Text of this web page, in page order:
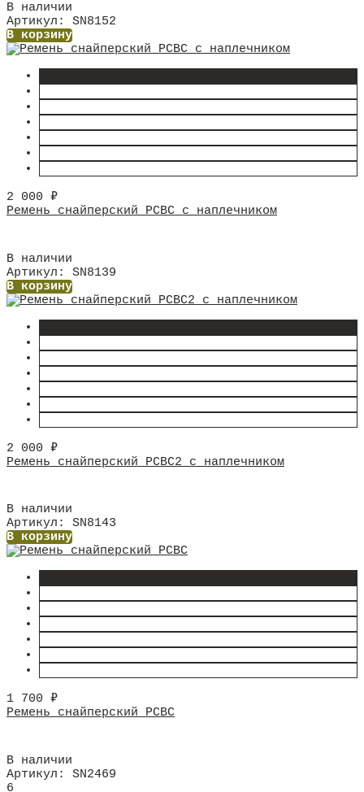
В наличии
Артикул: SN8152
В корзину
2 000 ₽
Ремень снайперский РСВС с наплечником
В наличии
Артикул: SN8139
В корзину
2 000 ₽
Ремень снайперский РСВС2 с наплечником
В наличии
Артикул: SN8143
В корзину
1 700 ₽
Ремень снайперский РСВС
В наличии
Артикул: SN2469
6